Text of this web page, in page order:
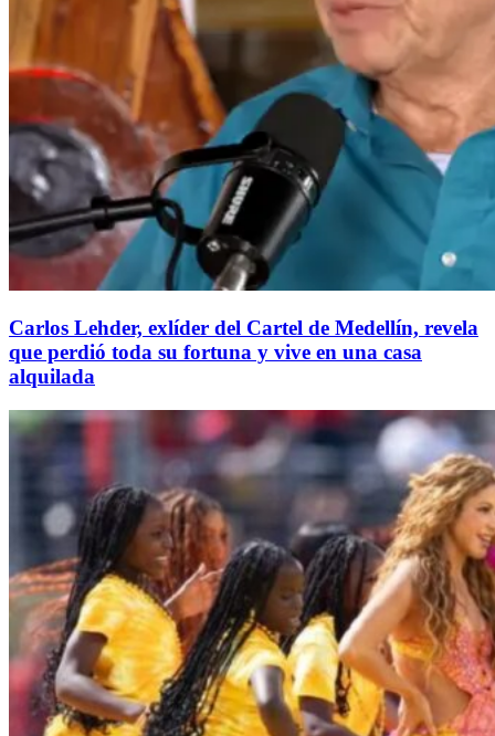
Carlos Lehder, exlíder del Cartel de Medellín, revela
que perdió toda su fortuna y vive en una casa
alquilada